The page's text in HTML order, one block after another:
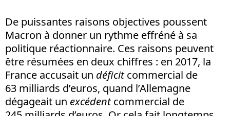
De puissantes raisons objectives poussent
Macron à donner un rythme effréné à sa
politique réactionnaire. Ces raisons peuvent
être résumées en deux chiffres : en 2017, la
France accusait un déficitcommercial de
63 milliards d’euros, quand l’Allemagne
dégageait un excédentcommercial de